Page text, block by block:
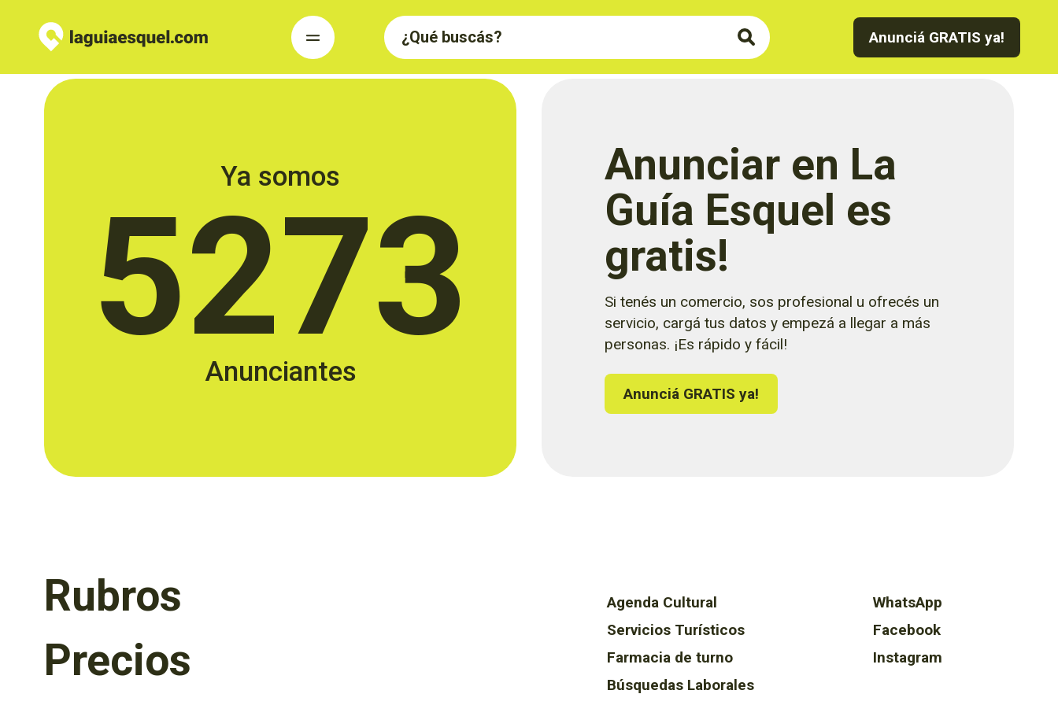
Anunciá GRATIS ya!
Ya somos
5273
Anunciantes
Anunciar en La
Guía Esquel es
gratis!
Si tenés un comercio, sos profesional u ofrecés un
servicio, cargá tus datos y empezá a llegar a más
personas. ¡Es rápido y fácil!
Anunciá GRATIS ya!
Rubros
Precios
Agenda Cultural
Servicios Turísticos
Farmacia de turno
Búsquedas Laborales
WhatsApp
Facebook
Instagram